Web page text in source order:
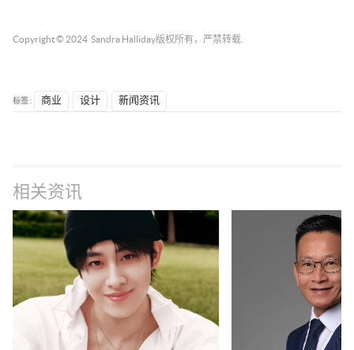
Copyright © 2024 Sandra Halliday版权所有，严禁转载.
标签 : 商业 设计 新闻资讯
相关资讯